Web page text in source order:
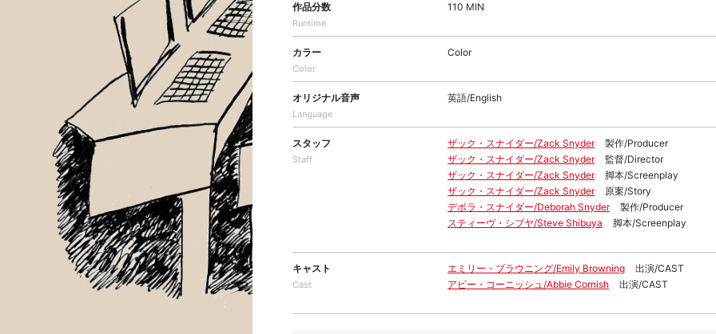
作品分数
Runtime
110 MIN
カラー
Color
Color
オリジナル音声
Language
英語/English
スタッフ
Staff
ザック・スナイダー/Zack Snyder
製作/Producer
ザック・スナイダー/Zack Snyder
監督/Director
ザック・スナイダー/Zack Snyder
脚本/Screenplay
ザック・スナイダー/Zack Snyder
原案/Story
デボラ・スナイダー/Deborah Snyder
製作/Producer
スティーヴ・シブヤ/Steve Shibuya
脚本/Screenplay
キャスト
Cast
エミリー・ブラウニング/Emily Browning
出演/CAST
アビー・コーニッシュ/Abbie Cornish
出演/CAST